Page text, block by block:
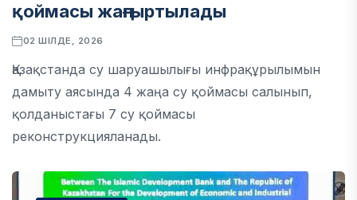
қоймасы жаңғыртылады
02 ШІЛДЕ, 2026
Қазақстанда су шаруашылығы инфрақұрылымын
дамыту аясында 4 жаңа су қоймасы салынып,
қолданыстағы 7 су қоймасы
реконструкцияланады.